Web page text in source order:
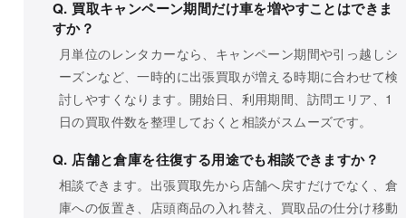
Q. 買取キャンペーン期間だけ車を増やすことはできま
すか？
月単位のレンタカーなら、キャンペーン期間や引っ越しシ
ーズンなど、一時的に出張買取が増える時期に合わせて検
討しやすくなります。開始日、利用期間、訪問エリア、1
日の買取件数を整理しておくと相談がスムーズです。
Q. 店舗と倉庫を往復する用途でも相談できますか？
相談できます。出張買取先から店舗へ戻すだけでなく、倉
庫への仮置き、店頭商品の入れ替え、買取品の仕分け移動